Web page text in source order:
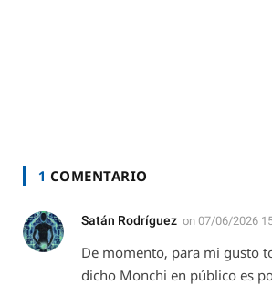
1 COMENTARIO
Satán Rodríguez on 07/06/2026
De momento, para mi gusto
dicho Monchi en público es